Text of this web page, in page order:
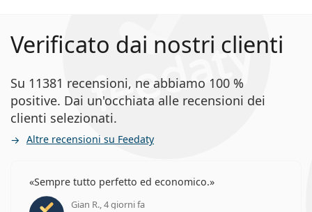
Verificato dai nostri clienti
Su 11381 recensioni, ne abbiamo 100 %
positive. Dai un'occhiata alle recensioni dei
clienti selezionati.
Altre recensioni su Feedaty
Sempre tutto perfetto ed economico.
Gian R., 4 giorni fa